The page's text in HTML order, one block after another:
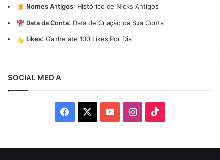
Nomes Antigos: Histórico de Nicks Antigos
Data da Conta: Data de Criação da Sua Conta
Likes: Ganhe até 100 Likes Por Dia
SOCIAL MEDIA
Facebook YouTubeInstagram